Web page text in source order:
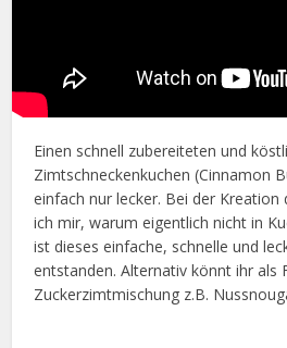
Einen schnell zubereiteten und
Zimtschneckenkuchen (Cinnamon
einfach nur lecker. Bei der Kreation
ich mir, warum eigentlich nicht in
ist dieses einfache, schnelle und
entstanden. Alternativ könnt ihr als
Zuckerzimtmischung z.B.